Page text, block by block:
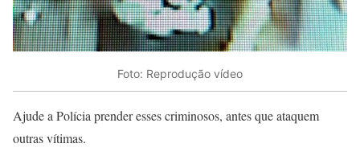
Foto: Reprodução vídeo
Ajude a Polícia prender esses criminosos, antes que ataquem
outras vítimas.